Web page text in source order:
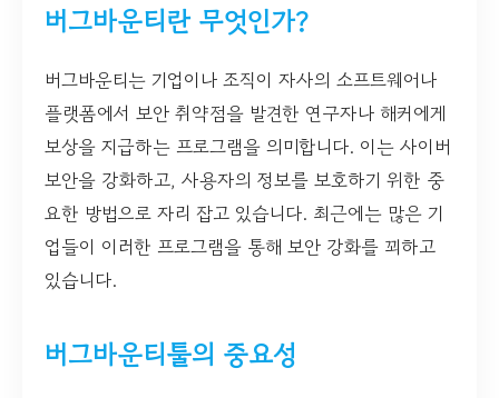
버그바운티란 무엇인가?
버그바운티는 기업이나 조직이 자사의 소프트웨어나
플랫폼에서 보안 취약점을 발견한 연구자나 해커에게
보상을 지급하는 프로그램을 의미합니다. 이는 사이버
보안을 강화하고, 사용자의 정보를 보호하기 위한 중
요한 방법으로 자리 잡고 있습니다. 최근에는 많은 기
업들이 이러한 프로그램을 통해 보안 강화를 꾀하고
있습니다.
버그바운티툴의 중요성